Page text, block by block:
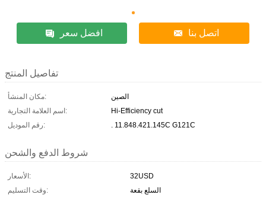
افضل سعر اتصل بنا
تفاصيل المنتج
مكان المنشأ:
الصين
اسم العلامة التجارية:
Hi-Efficiency cut
رقم الموديل:
. 11.848.421.145C G121C
شروط الدفع والشحن
الأسعار:
32USD
وقت التسليم:
السلع بقعة